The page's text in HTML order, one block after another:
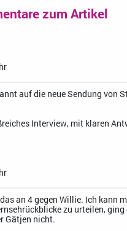
zum Artikel
auf die neue Sendung von
Interview, mit klaren
an 4 gegen Willie. Ich kann
zu urteilen,
Gätjen nicht.